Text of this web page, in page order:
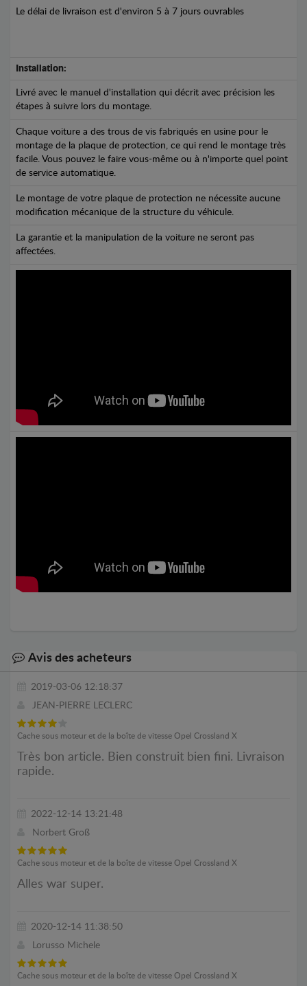
Le délai de livraison est d'environ 5 à 7 jours ouvrables
Installation:
Livré avec le manuel d'installation qui décrit avec précision les
étapes à suivre lors du montage.
Chaque voiture a des trous de vis fabriqués en usine pour le
montage de la plaque de protection, ce qui rend le montage très
facile. Vous pouvez le faire vous-même ou à n'importe quel point
de service automatique.
Le montage de votre plaque de protection ne nécessite aucune
modification mécanique de la structure du véhicule.
La garantie et la manipulation de la voiture ne seront pas
affectées.
Avis des acheteurs
2019-03-06 12:18:37
JEAN-PIERRE LECLERC
Cache sous moteur et de la boîte de vitesse Opel Crossland X
Très bon article. Bien construit bien fini. Livraison
rapide.
2022-12-14 13:21:48
Norbert Groß
Cache sous moteur et de la boîte de vitesse Opel Crossland X
Alles war super.
2020-12-14 11:38:50
Lorusso Michele
Cache sous moteur et de la boîte de vitesse Opel Crossland X